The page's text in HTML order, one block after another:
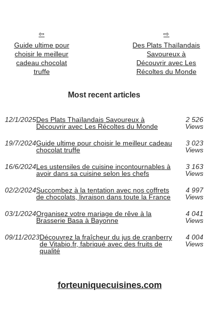
Guide ultime pour
choisir le meilleur
cadeau chocolat
truffe
Des Plats Thaïlandais
Savoureux à
Découvrir avec Les
Récoltes du Monde
Most recent articles
12/1/2025Des Plats Thaïlandais Savoureux à
Découvrir avec Les Récoltes du Monde
2 526
Views
19/7/2024Guide ultime pour choisir le meilleur cadeau
chocolat truffe
3 023
Views
16/6/2024Les ustensiles de cuisine incontournables à
avoir dans sa cuisine selon les chefs
3 163
Views
02/2/2024Succombez à la tentation avec nos coffrets
de chocolats, livraison dans toute la France
4 997
Views
03/1/2024Organisez votre mariage de rêve à la
Brasserie Basa à Bayonne
4 041
Views
09/11/2023Découvrez la fraîcheur du jus de cranberry
de Vitabio.fr, fabriqué avec des fruits de
qualité
4 004
Views
forteuniquecuisines.com